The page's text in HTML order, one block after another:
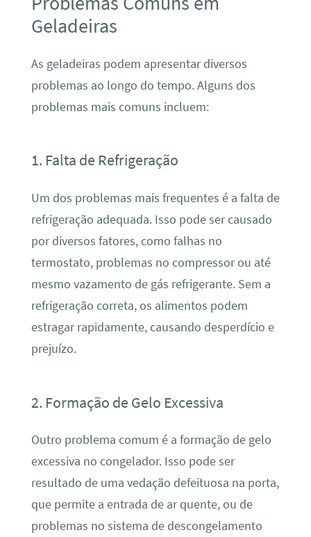
Geladeiras
As geladeiras podem apresentar diversos
problemas ao longo do tempo. Alguns dos
problemas mais comuns incluem:
1. Falta de Refrigeração
Um dos problemas mais frequentes é a falta de
refrigeração adequada. Isso pode ser causado
por diversos fatores, como falhas no
termostato, problemas no compressor ou até
mesmo vazamento de gás refrigerante. Sem a
refrigeração correta, os alimentos podem
estragar rapidamente, causando desperdício e
prejuízo.
2. Formação de Gelo Excessiva
Outro problema comum é a formação de gelo
excessiva no congelador. Isso pode ser
resultado de uma vedação defeituosa na porta,
que permite a entrada de ar quente, ou de
problemas no sistema de descongelamento